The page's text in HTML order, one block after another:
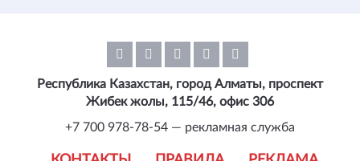
Республика Казахстан, город Алматы, проспект
Жибек жолы, 115/46, офис 306
+7 700 978-78-54 — рекламная служба